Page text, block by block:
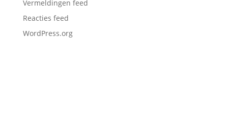
Vermeldingen feed
Reacties feed
WordPress.org